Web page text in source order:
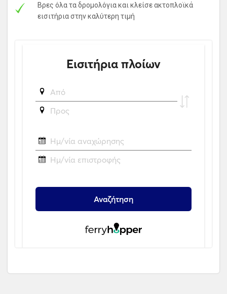
Βρες όλα τα δρομολόγια και κλείσε ακτοπλοϊκά
εισιτήρια στην καλύτερη τιμή